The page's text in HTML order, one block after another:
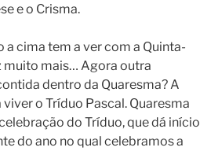
e o Crisma.
a cima tem a ver com a Quinta-
muito mais… Agora outra
dentro da Quaresma? A
o Tríduo Pascal. Quaresma
do Tríduo, que dá início
do ano no qual celebramos a